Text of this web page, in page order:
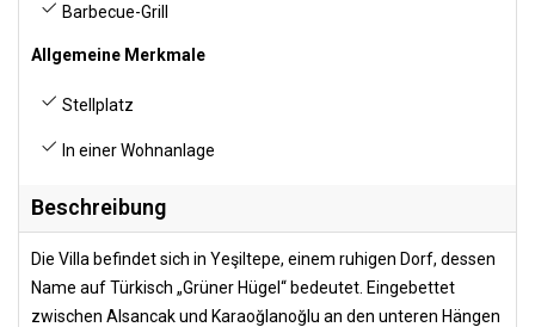
Barbecue-Grill
Allgemeine Merkmale
Stellplatz
In einer Wohnanlage
Beschreibung
Die Villa befindet sich in Yeşiltepe, einem ruhigen Dorf, dessen
Name auf Türkisch „Grüner Hügel“ bedeutet. Eingebettet
zwischen Alsancak und Karaoğlanoğlu an den unteren Hängen